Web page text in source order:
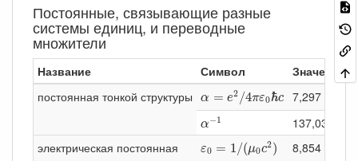
Постоянные, связывающие разные
системы единиц, и переводные
множители
Название Символ
Значение
постоянная тонкой структуры
α = e2 /4πε0ℏc
α=e2/4πε0ℏc 7,297 352
α−1
α−1
137,035
электрическая постоянная
ε0 = 1 /(μ0c2)
ε0=1/(μ0c2)
8,854 187